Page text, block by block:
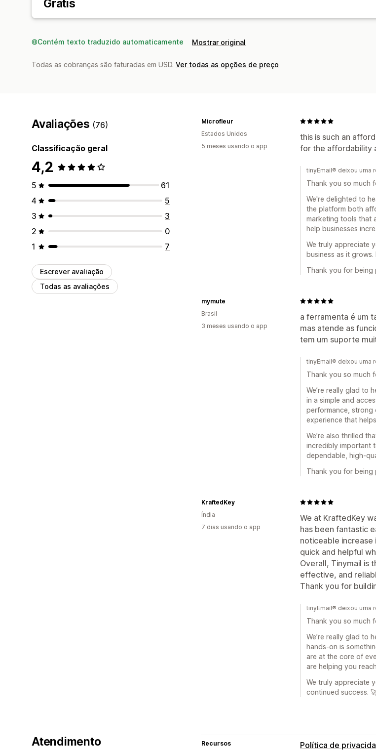
Ferramenta de
Grátis
Contém texto traduzido automaticamente Mostrar original
Todas as cobranças são faturadas em USD. Ver todas as opções de preço
Avaliações (76)
Classificação geral
4,2
5
61
4
5
3
3
2
0
1
7
Escrever avaliação
Todas as avaliações
this is such an
for the affordability
Microfleur
Estados Unidos
5 meses usando o app
tinyEmail® deixou uma
Thank you so much
We're delighted to
the platform both
marketing tools that
help businesses
We truly appreciate
business as it
Thank you for being
a ferramenta é um
mas atende as
tem um suporte
mymute
Brasil
3 meses usando o app
tinyEmail® deixou uma
Thank you so much
We’re really glad to
in a simple and
performance, strong
experience that
We’re also thrilled
incredibly important
dependable, high-
Thank you for being
We at KraftedKey
has been fantastic
noticeable increase
quick and helpful
Overall, Tinymail is
effective, and
Thank you for
KraftedKey
Índia
7 dias usando o app
tinyEmail® deixou uma
Thank you so much
We’re really glad to
hands-on is
are at the core of
are helping you
We truly appreciate
continued success.
Atendimento Recursos
Política de